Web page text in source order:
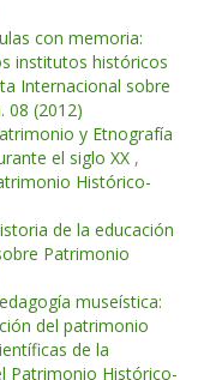
con memoria:
institutos históricos
Internacional sobre
08 (2012)
y Etnografía
el siglo XX ,
Histórico-
de la educación
Patrimonio
museística:
del patrimonio
de la
Patrimonio Histórico-